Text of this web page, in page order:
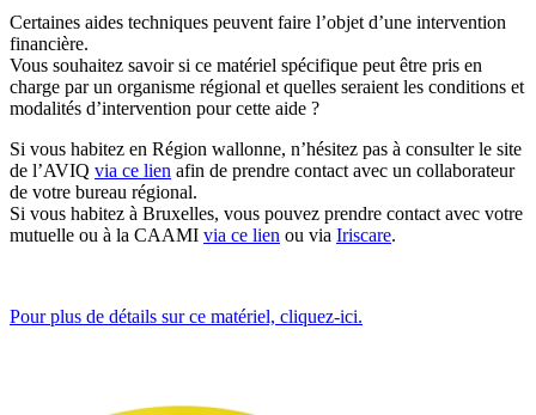
Certaines aides techniques peuvent faire l’objet d’une intervention
financière.
Vous souhaitez savoir si ce matériel spécifique peut être pris en
charge par un organisme régional et quelles seraient les conditions et
modalités d’intervention pour cette aide ?
Si vous habitez en Région wallonne, n’hésitez pas à consulter le site
de l’AVIQ via ce lien afin de prendre contact avec un collaborateur
de votre bureau régional.
Si vous habitez à Bruxelles, vous pouvez prendre contact avec votre
mutuelle ou à la CAAMI via ce lien ou via Iriscare.
Pour plus de détails sur ce matériel, cliquez-ici.